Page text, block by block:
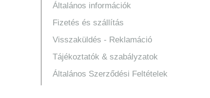
Általános információk
Fizetés és szállítás
Visszaküldés - Reklamáció
Tájékoztatók & szabályzatok
Általános Szerződési Feltételek